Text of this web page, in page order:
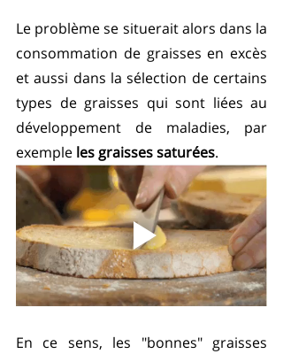
Le problème se situerait alors dans la
consommation de graisses en excès
et aussi dans la sélection de certains
types de graisses qui sont liées au
développement de maladies, par
exemple les graisses saturées.
En ce sens, les "bonnes" graisses